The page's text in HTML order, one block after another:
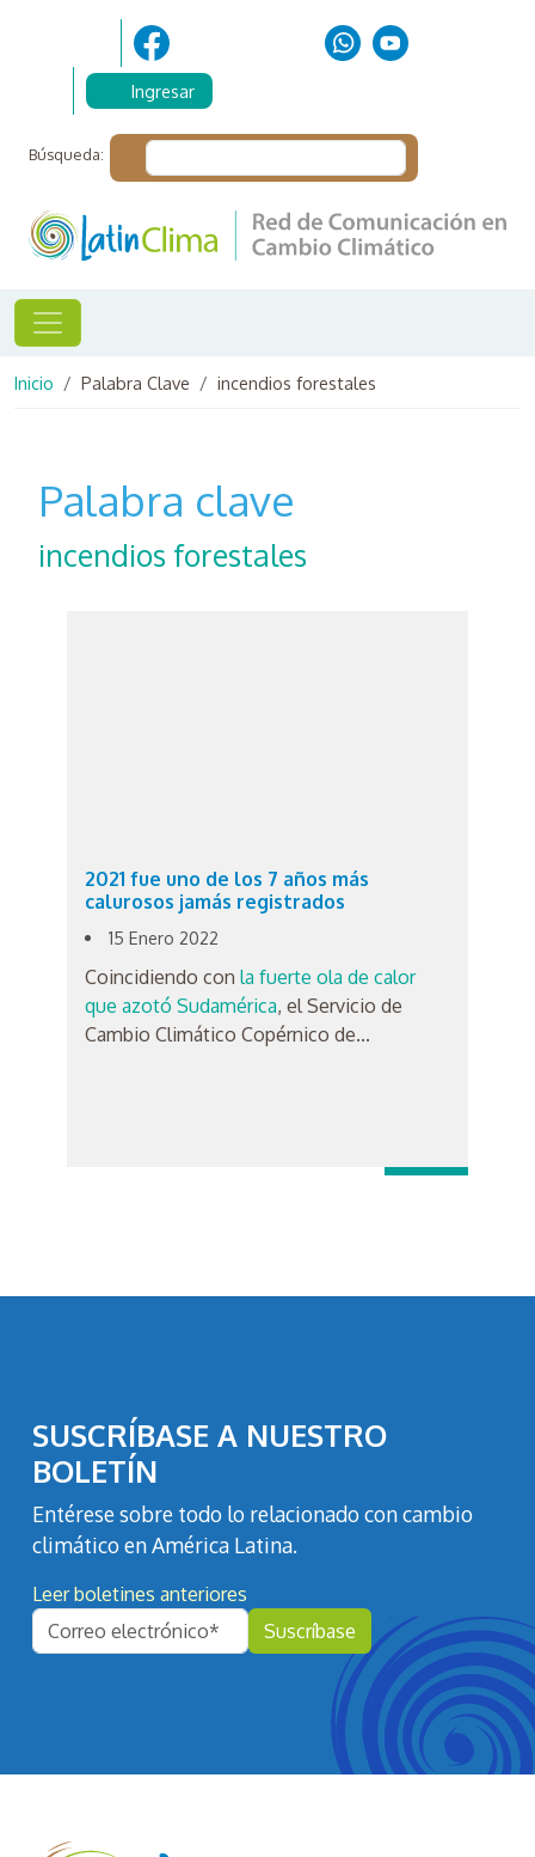
Pasar al contenido principal
Ingresar
Búsqueda:
Ruta de navegación
Inicio Palabra Clave incendios forestales
Palabra clave
incendios forestales
2021 fue uno de los 7 años más
calurosos jamás registrados
15 Enero 2022
Coincidiendo con la fuerte ola de calor
que azotó Sudamérica, el Servicio de
Cambio Climático Copérnico de...
SUSCRÍBASE A NUESTRO
BOLETÍN
Entérese sobre todo lo relacionado con cambio
climático en América Latina.
Leer boletines anteriores